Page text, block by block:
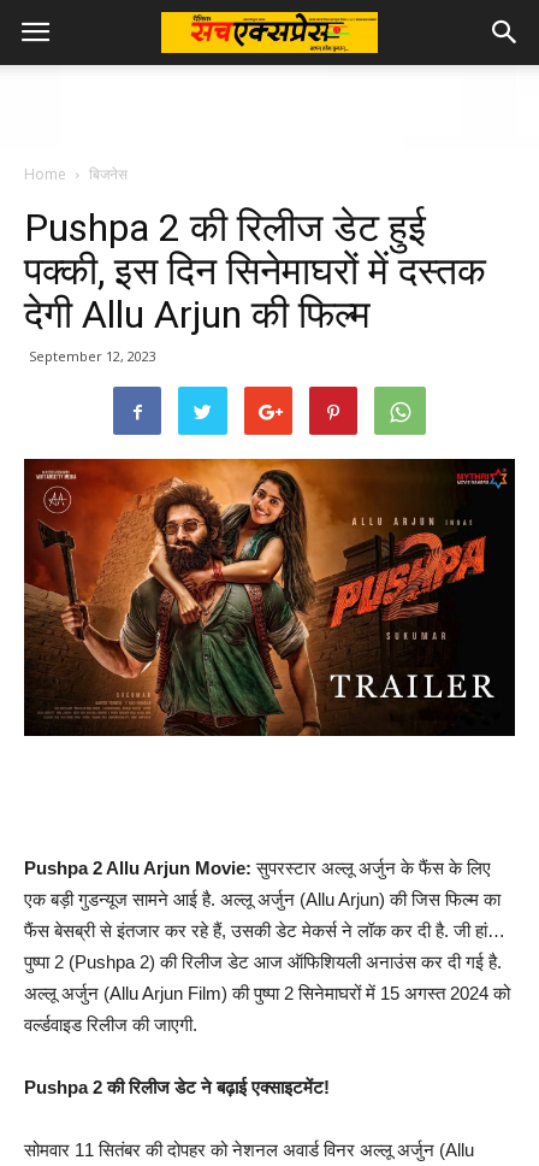
Home बिजनेस
Pushpa 2 की रिलीज डेट हुई
पक्की, इस दिन सिनेमाघरों में दस्तक
देगी Allu Arjun की फिल्म
September 12, 2023
Pushpa 2 Allu Arjun Movie: सुपरस्टार अल्लू अर्जुन के फैंस के लिए
एक बड़ी गुडन्यूज सामने आई है. अल्लू अर्जुन (Allu Arjun) की जिस फिल्म का
फैंस बेसब्री से इंतजार कर रहे हैं, उसकी डेट मेकर्स ने लॉक कर दी है. जी हां…
पुष्पा 2 (Pushpa 2) की रिलीज डेट आज ऑफिशियली अनाउंस कर दी गई है.
अल्लू अर्जुन (Allu Arjun Film) की पुष्पा 2 सिनेमाघरों में 15 अगस्त 2024 को
वर्ल्डवाइड रिलीज की जाएगी.
Pushpa 2 की रिलीज डेट ने बढ़ाई एक्साइटमेंट!
सोमवार 11 सितंबर की दोपहर को नेशनल अवार्ड विनर अल्लू अर्जुन (Allu